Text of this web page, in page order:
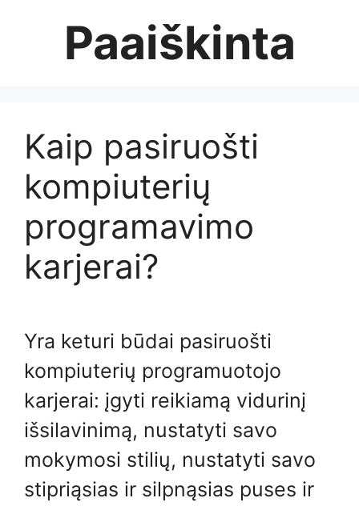
Paaiškinta
Kaip pasiruošti
kompiuterių
programavimo
karjerai?
Yra keturi būdai pasiruošti
kompiuterių programuotojo
karjerai: įgyti reikiamą vidurinį
išsilavinimą, nustatyti savo
mokymosi stilių, nustatyti savo
stipriąsias ir silpnąsias puses ir